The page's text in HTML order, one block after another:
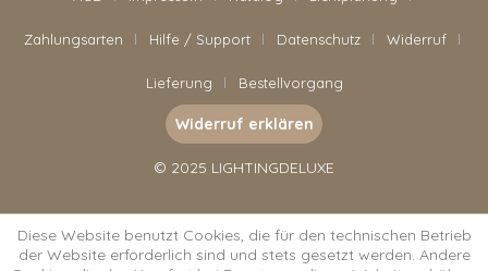
Zahlungsarten Hilfe / Support Datenschutz Widerruf
Lieferung Bestellvorgang
Widerruf erklären
© 2025 LIGHTINGDELUXE
Diese Website benutzt Cookies, die für den technischen Betrieb
der Website erforderlich sind und stets gesetzt werden. Andere